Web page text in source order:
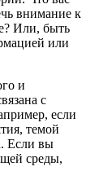
внимание к
Или, быть
или
и
с
если
темой
Если вы
среды,